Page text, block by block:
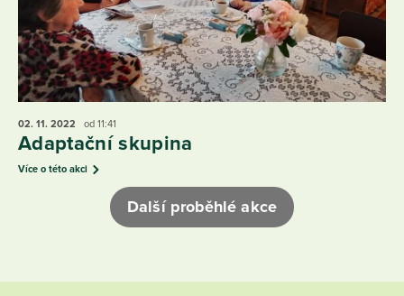
02. 11. 2022 od 11:41
Adaptační skupina
Více o této akci
Další proběhlé akce